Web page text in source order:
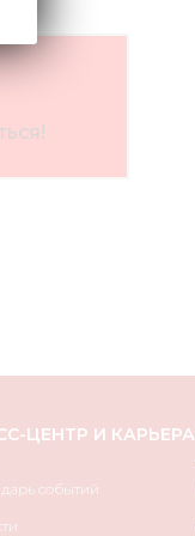
ЦЕНТР И КАРЬЕРА
событий